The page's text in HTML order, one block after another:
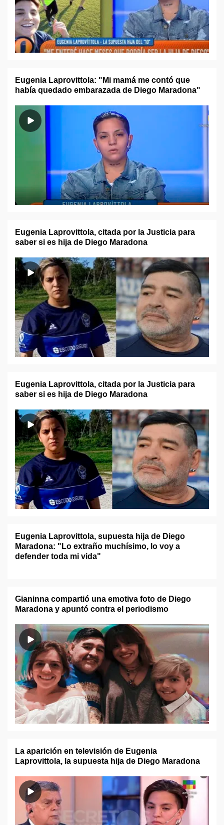
Eugenia Laprovittola: "Mi mamá me contó que
había quedado embarazada de Diego Maradona"
Eugenia Laprovittola, citada por la Justicia para
saber si es hija de Diego Maradona
Eugenia Laprovittola, citada por la Justicia para
saber si es hija de Diego Maradona
Eugenia Laprovittola, supuesta hija de Diego
Maradona: "Lo extraño muchísimo, lo voy a
defender toda mi vida"
Gianinna compartió una emotiva foto de Diego
Maradona y apuntó contra el periodismo
La aparición en televisión de Eugenia
Laprovittola, la supuesta hija de Diego Maradona